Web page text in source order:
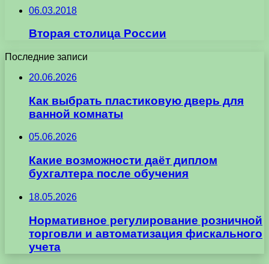
06.03.2018
Вторая столица России
Последние записи
20.06.2026
Как выбрать пластиковую дверь для
ванной комнаты
05.06.2026
Какие возможности даёт диплом
бухгалтера после обучения
18.05.2026
Нормативное регулирование розничной
торговли и автоматизация фискального
учета